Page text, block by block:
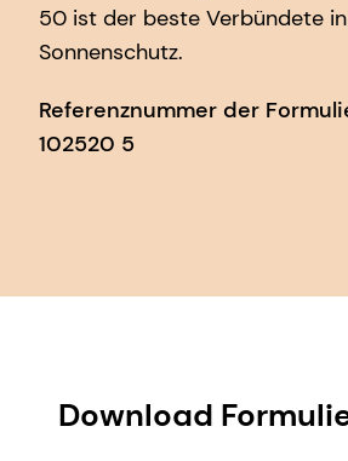
50 ist der beste Verbündete
Sonnenschutz.
Referenznummer der
102520 5
Download